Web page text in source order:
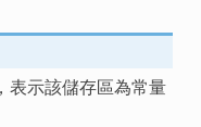
表示該儲存區為常量